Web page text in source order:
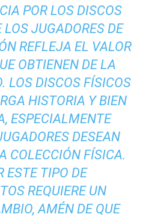
POR LOS DISCOS
JUGADORES DE
REFLEJA EL VALOR
OBTIENEN DE LA
LOS DISCOS FÍSICOS
HISTORIA Y BIEN
ESPECIALMENTE
DESEAN
COLECCIÓN FÍSICA.
ESTE TIPO DE
REQUIERE UN
AMÉN DE QUE